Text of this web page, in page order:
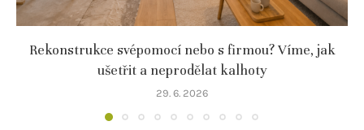
Rekonstrukce svépomocí nebo s firmou? Víme, jak
ušetřit a neprodělat kalhoty
29. 6. 2026